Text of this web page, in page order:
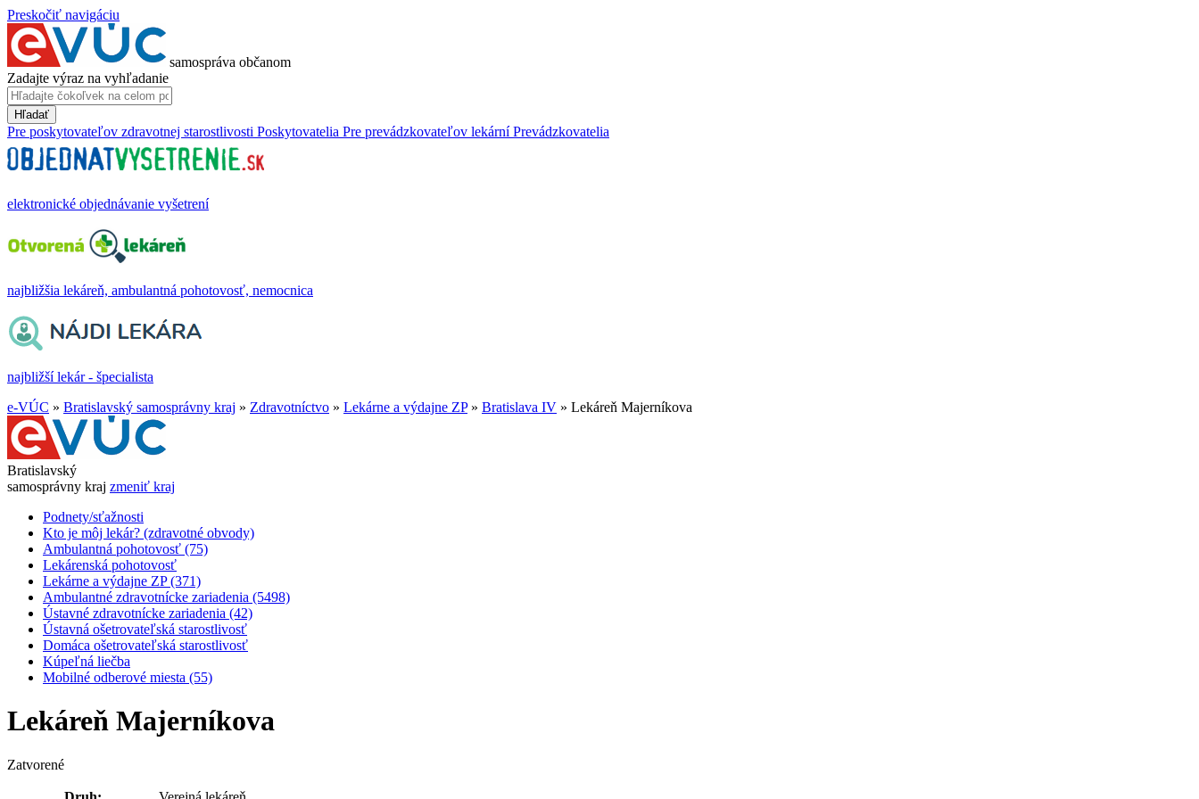
Preskočiť navigáciu
samospráva občanom
Zadajte výraz na vyhľadanie
Hľadať
Pre poskytovateľov zdravotnej starostlivosti Poskytovatelia Pre prevádzkovateľov lekární Prevádzkovatelia
elektronické objednávanie vyšetrení
najbližšia lekáreň, ambulantná pohotovosť, nemocnica
najbližší lekár - špecialista
e-VÚC » Bratislavský samosprávny kraj » Zdravotníctvo » Lekárne a výdajne ZP» Bratislava IV » Lekáreň Majerníkova
Bratislavský
samosprávny kraj zmeniť kraj
Podnety/sťažnosti
Kto je môj lekár? (zdravotné obvody)
Ambulantná pohotovosť (75)
Lekárenská pohotovosť
Lekárne a výdajne ZP (371)
Ambulantné zdravotnícke zariadenia (5498)
Ústavné zdravotnícke zariadenia (42)
Ústavná ošetrovateľská starostlivosť
Domáca ošetrovateľská starostlivosť
Kúpeľná liečba
Mobilné odberové miesta (55)
Lekáreň Majerníkova
Zatvorené